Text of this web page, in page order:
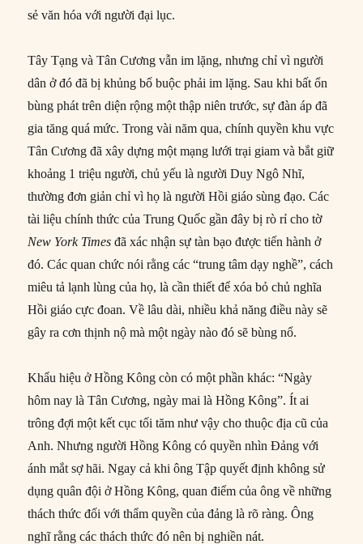
sẻ văn hóa với người đại lục.
Tây Tạng và Tân Cương vẫn im lặng, nhưng chỉ vì người
dân ở đó đã bị khủng bố buộc phải im lặng. Sau khi bất ổn
bùng phát trên diện rộng một thập niên trước, sự đàn áp đã
gia tăng quá mức. Trong vài năm qua, chính quyền khu vực
Tân Cương đã xây dựng một mạng lưới trại giam và bắt giữ
khoảng 1 triệu người, chủ yếu là người Duy Ngô Nhĩ,
thường đơn giản chỉ vì họ là người Hồi giáo sùng đạo. Các
tài liệu chính thức của Trung Quốc gần đây bị rò rỉ cho tờ
New York Times đã xác nhận sự tàn bạo được tiến hành ở
đó. Các quan chức nói rằng các “trung tâm dạy nghề”, cách
miêu tả lạnh lùng của họ, là cần thiết để xóa bỏ chủ nghĩa
Hồi giáo cực đoan. Về lâu dài, nhiều khả năng điều này sẽ
gây ra cơn thịnh nộ mà một ngày nào đó sẽ bùng nổ.
Khẩu hiệu ở Hồng Kông còn có một phần khác: “Ngày
hôm nay là Tân Cương, ngày mai là Hồng Kông”. Ít ai
trông đợi một kết cục tối tăm như vậy cho thuộc địa cũ của
Anh. Nhưng người Hồng Kông có quyền nhìn Đảng với
ánh mắt sợ hãi. Ngay cả khi ông Tập quyết định không sử
dụng quân đội ở Hồng Kông, quan điểm của ông về những
thách thức đối với thẩm quyền của đảng là rõ ràng. Ông
nghĩ rằng các thách thức đó nên bị nghiền nát.